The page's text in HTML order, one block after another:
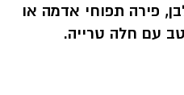
פירה תפוחי אדמה או
עם חלה טרייה.